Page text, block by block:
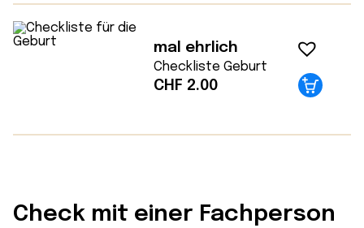
mal ehrlich
Checkliste Geburt
CHF 2.00
Check mit einer Fachperson